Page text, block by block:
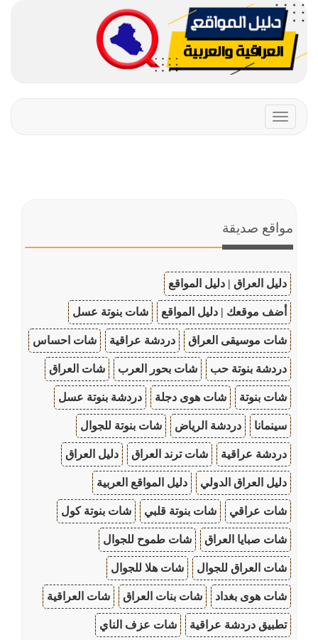
Toggle
navigation
مواقع صديقة
دليل العراق | دليل المواقع
أضف موقعك | دليل المواقع شات بنوتة عسل
شات موسيقى العراق دردشة عراقية شات احساس
دردشة بنوتة حب شات بحور العرب شات العراق
شات بنوتة شات هوى دجلة دردشة بنوتة عسل
سينمانا دردشة الرياض شات بنوتة للجوال
دردشة عراقية شات ترند العراق دليل العراق
دليل العراق الدولي دليل المواقع العربية
شات عراقي شات بنوتة قلبي شات بنوتة كول
شات صبايا العراق شات طموح للجوال
شات العراق للجوال شات هلا للجوال
شات هوى بغداد شات بنات العراق شات العراقية
تطبيق دردشة عراقية شات عزف الناي